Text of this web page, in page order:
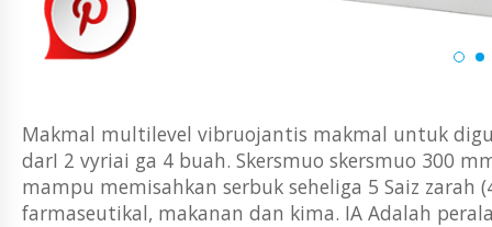
Makmal multilevel vibruojantis makmal untuk
darI 2 vyriai ga 4 buah. Skersmuo skersmuo 300
mampu memisahkan serbuk seheliga 5 Saiz
farmaseutikal, makanan dan kima. IA Adalah